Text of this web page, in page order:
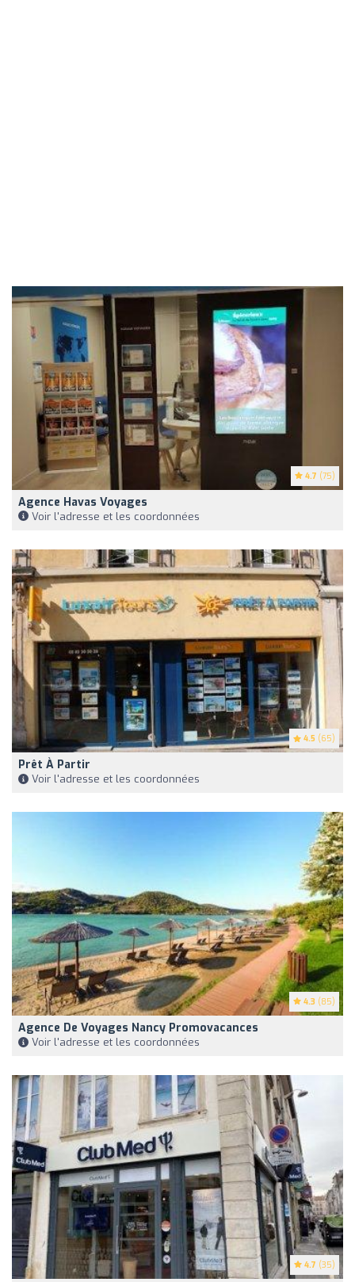
4.7 (75)
Agence Havas Voyages
Voir l'adresse et les coordonnées
4.5 (65)
Prêt À Partir
Voir l'adresse et les coordonnées
4.3 (85)
Agence De Voyages Nancy Promovacances
Voir l'adresse et les coordonnées
4.7 (35)